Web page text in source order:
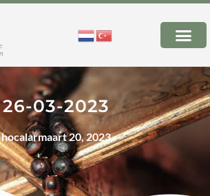
26-03-2023
hocalarmaart 20, 2023